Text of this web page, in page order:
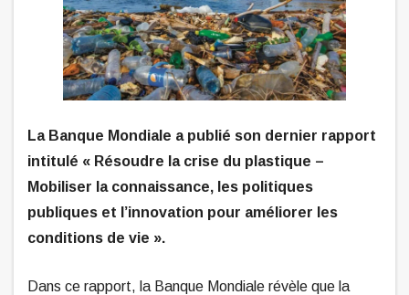
La Banque Mondiale a publié son dernier rapport
intitulé « Résoudre la crise du plastique –
Mobiliser la connaissance, les politiques
publiques et l’innovation pour améliorer les
conditions de vie ».
Dans ce rapport, la Banque Mondiale révèle que la